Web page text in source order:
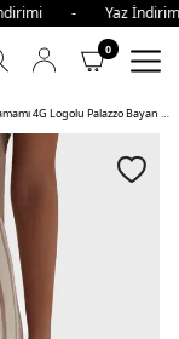
- Yaz
0
Guess G Logo Regular Fit Tamamı 4G Logolu Palazzo Bayan Pantolon PUDRA